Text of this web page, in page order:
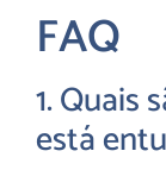
FAQ
1. Quais
está